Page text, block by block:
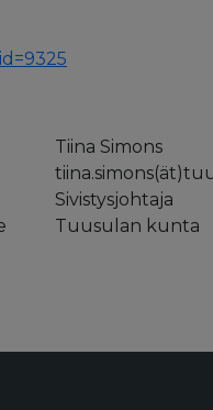
Tiina Simons
Sivistysjohtaja
Tuusulan kunta